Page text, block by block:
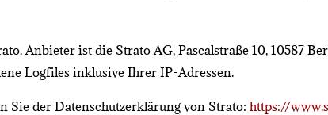
Anbieter ist die Strato AG, Pascalstraße 10, 10587
Logfiles inklusive Ihrer IP-Adressen.
Sie der Datenschutzerklärung von Strato: https://